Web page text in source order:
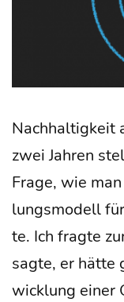
Nach­hal­tig­keit
zwei Jah­ren
Fra­ge, wie
lungs­mo­dell
te. Ich frag­te
sag­te, er hät­te
wick­lung einer